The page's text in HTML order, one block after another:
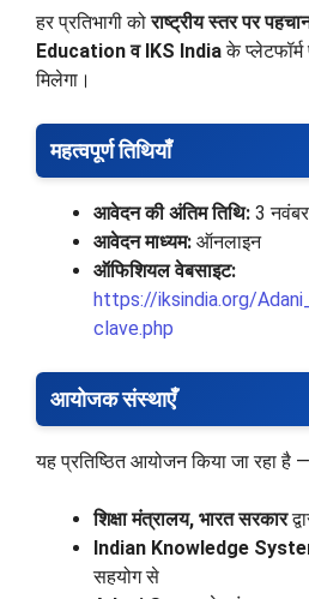
हर प्रतिभागी कोराष्ट्रीय स्तर पर
Education व IKS Indiaके
मिलेगा।
महत्वपूर्ण तिथियाँ
आवेदन की अंतिम तिथि: 3
आवेदन माध्यम: ऑनलाइन
ऑफिशियल वेबसाइट:
https://iksindia.org/
clave.php
आयोजक संस्थाएँ
यह प्रतिष्ठित आयोजन किया जा रहा है —
शिक्षा मंत्रालय, भारत सरकार
Indian Knowledge
सहयोग से